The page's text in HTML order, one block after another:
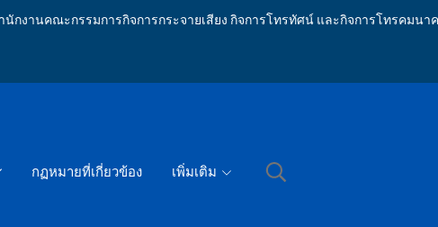
กงานคณะกรรมการกิจการกระจายเสียง กิจการโทรทัศน์ และกิจการโทรคมนา
กฏหมายที่เกี่ยวข้อง เพิ่มเติม